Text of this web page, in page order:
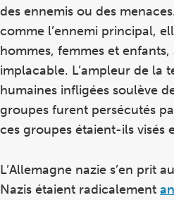
des ennemis ou des
comme l’ennemi principal,
hommes, femmes et
implacable. L’ampleur de la
humaines infligées soulève
groupes furent persécutés
ces groupes étaient-ils visés
L’Allemagne nazie s’en prit
Nazis étaient radicalement